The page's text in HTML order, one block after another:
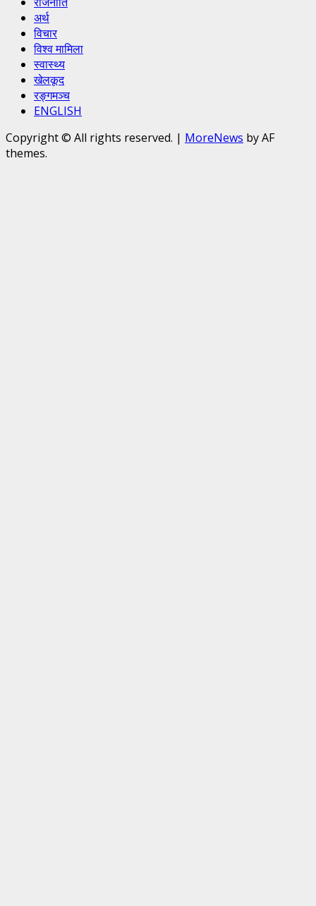
अर्थ
विचार
विश्व मामिला
स्वास्थ्य
खेलकूद
रङ्गमञ्च
ENGLISH
Copyright © All rights reserved. | MoreNews by AF
themes.